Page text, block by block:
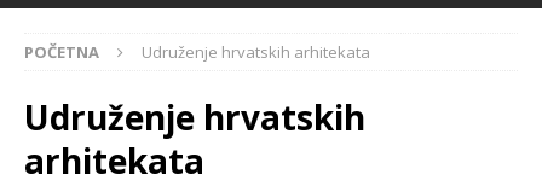
POČETNA Udruženje hrvatskih arhitekata
Udruženje hrvatskih
arhitekata